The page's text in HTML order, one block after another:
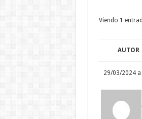
Viendo 1
AUTOR
29/03/2024